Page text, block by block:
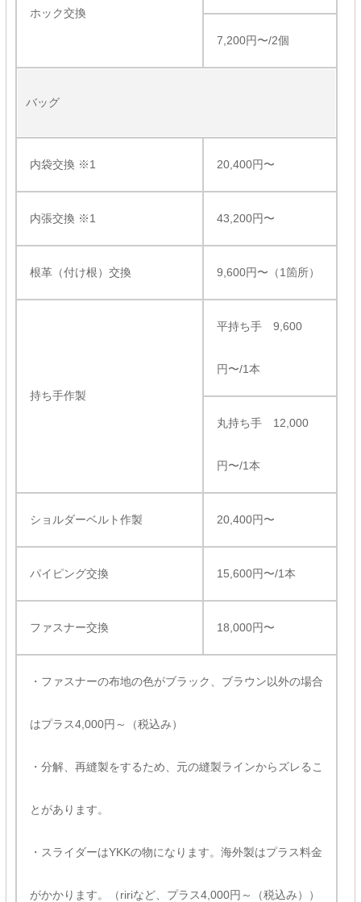
ホック交換
7,200円〜/2個
バッグ
内袋交換 ※1 20,400円〜
内張交換 ※1 43,200円〜
根革（付け根）交換 9,600円〜（1箇所）
持ち手作製
平持ち手 9,600
円〜/1本
丸持ち手 12,000
円〜/1本
ショルダーベルト作製 20,400円〜
パイピング交換 15,600円〜/1本
ファスナー交換 18,000円〜
・ファスナーの布地の色がブラック、ブラウン以外の場合
はプラス4,000円～（税込み）
・分解、再縫製をするため、元の縫製ラインからズレるこ
とがあります。
・スライダーはYKKの物になります。海外製はプラス料金
がかかります。（ririなど、プラス4,000円～（税込み））